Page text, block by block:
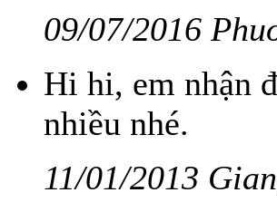
09/07/2016
Hi hi, em nhận
nhiều nhé.
11/01/2013